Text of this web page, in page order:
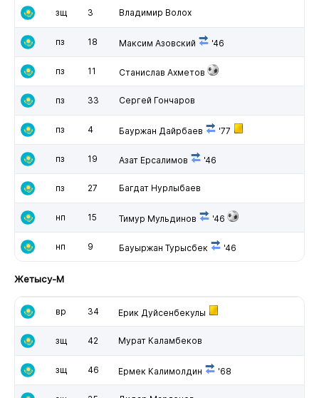
зщ 3 Владимир Волох
пз 18 Максим Азовский '46
пз 11 Станислав Ахметов
пз 33 Сергей Гончаров
пз 4 Бауржан Дайрбаев '77
пз 19 Азат Ерсалимов '46
пз 27 Багдат Нурлыбаев
нп 15 Тимур Мульдинов '46
нп 9 Бауыржан Турысбек '46
Жетысу-М
вр 34 Ерик Дуйсенбекулы
зщ 42 Мурат Каламбеков
зщ 46 Ермек Калимолдин '68